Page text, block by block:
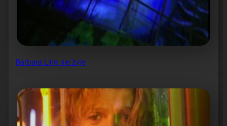
Barbara Ling nie żyje